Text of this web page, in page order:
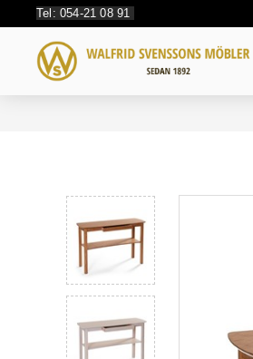
Tel: 054-21 08 91